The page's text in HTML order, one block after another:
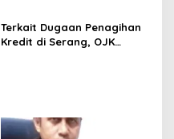
dan Terukur
Terkait Dugaan Penagihan
Kredit di Serang, OJK